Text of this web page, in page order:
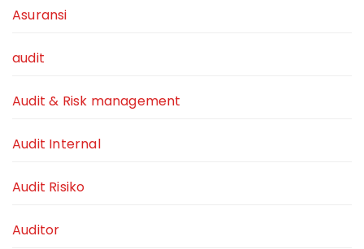
Asuransi
audit
Audit & Risk management
Audit Internal
Audit Risiko
Auditor